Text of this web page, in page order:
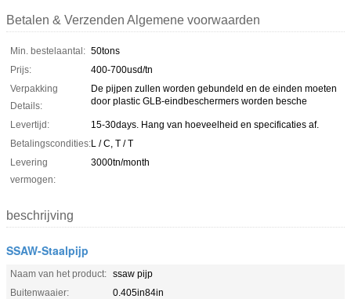
Betalen & Verzenden Algemene voorwaarden
Min. bestelaantal: 50tons
Prijs:
400-700usd/tn
Verpakking
Details:
De pijpen zullen worden gebundeld en de einden moeten
door plastic GLB-eindbeschermers worden besche
Levertijd:
15-30days. Hang van hoeveelheid en specificaties af.
Betalingscondities:L / C, T / T
Levering
vermogen:
3000tn/month
beschrijving
SSAW-Staalpijp
Naam van het product: ssaw pijp
Buitenwaaier:
0.405in84in